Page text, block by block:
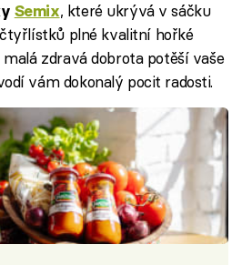
Semix, které ukrývá v sáčku
plné kvalitní hořké
zdravá dobrota potěší vaše
vám dokonalý pocit radosti.